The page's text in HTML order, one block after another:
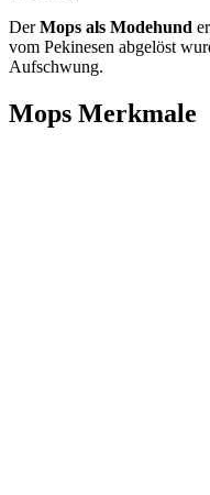
DerMops als Modehund
vom Pekinesen abgelöst
Aufschwung.
Mops Merkmale